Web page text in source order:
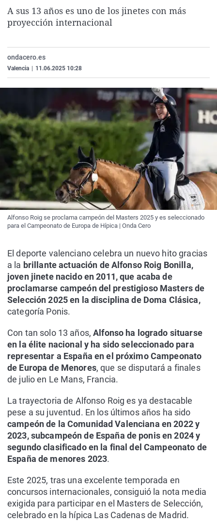
La rosa de los vientos
Caso
Extremadura
País Vasco
Virales
A sus 13 años es uno de los jinetes con más
proyección internacional
ondacero.es
Valencia 11.06.2025 10:28
Alfonso Roig se proclama campeón del Masters 2025 y es seleccionado
para el Campeonato de Europa de Hípica | Onda Cero
El deporte valenciano celebra un nuevo hito gracias
a la brillante actuación de Alfonso Roig Bonilla,
joven jinete nacido en 2011, que acaba de
proclamarse campeón del prestigioso Masters de
Selección 2025 en la disciplina de Doma Clásica,
categoría Ponis.
Con tan solo 13 años,Alfonso ha logrado situarse
en la élite nacional y ha sido seleccionado para
representar a España en el próximo Campeonato
de Europa de Menores, que se disputará a finales
de julio en Le Mans, Francia.
La trayectoria de Alfonso Roig es ya destacable
pese a su juventud. En los últimos años ha sido
campeón de la Comunidad Valenciana en 2022 y
2023, subcampeón de España de ponis en 2024 y
segundo clasificado en la final del Campeonato de
España de menores 2023.
Este 2025, tras una excelente temporada en
concursos internacionales, consiguió la nota media
exigida para participar en el Masters de Selección,
celebrado en la hípica Las Cadenas de Madrid.